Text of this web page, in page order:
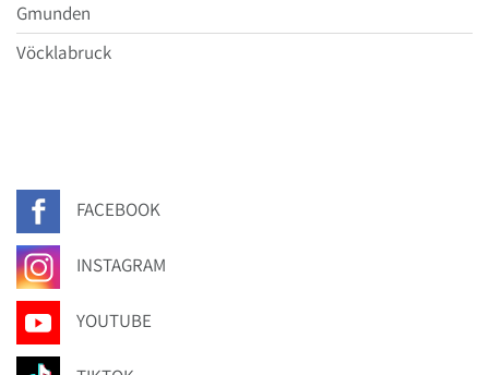
Gmunden
Vöcklabruck
FACEBOOK
INSTAGRAM
YOUTUBE